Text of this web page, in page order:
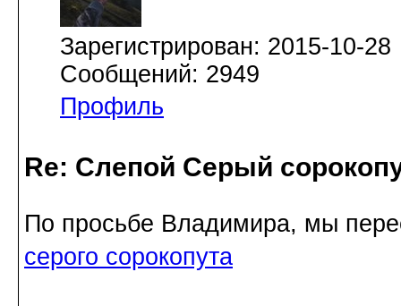
Зарегистрирован: 2015-10-28
Сообщений: 2949
Профиль
Re: Слепой Серый
По просьбе Владимира, мы
серого сорокопута